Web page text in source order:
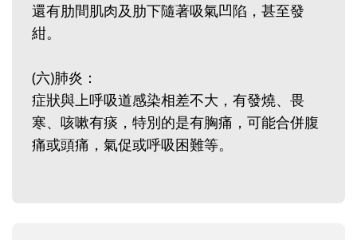
還有肋間肌肉及肋下隨著吸氣凹陷，甚至發
紺。
(六)肺炎：
症狀與上呼吸道感染相差不大，有發燒、畏
寒、咳嗽有痰，特別的是有胸痛，可能合併腹
痛或頭痛，氣促或呼吸困難等。